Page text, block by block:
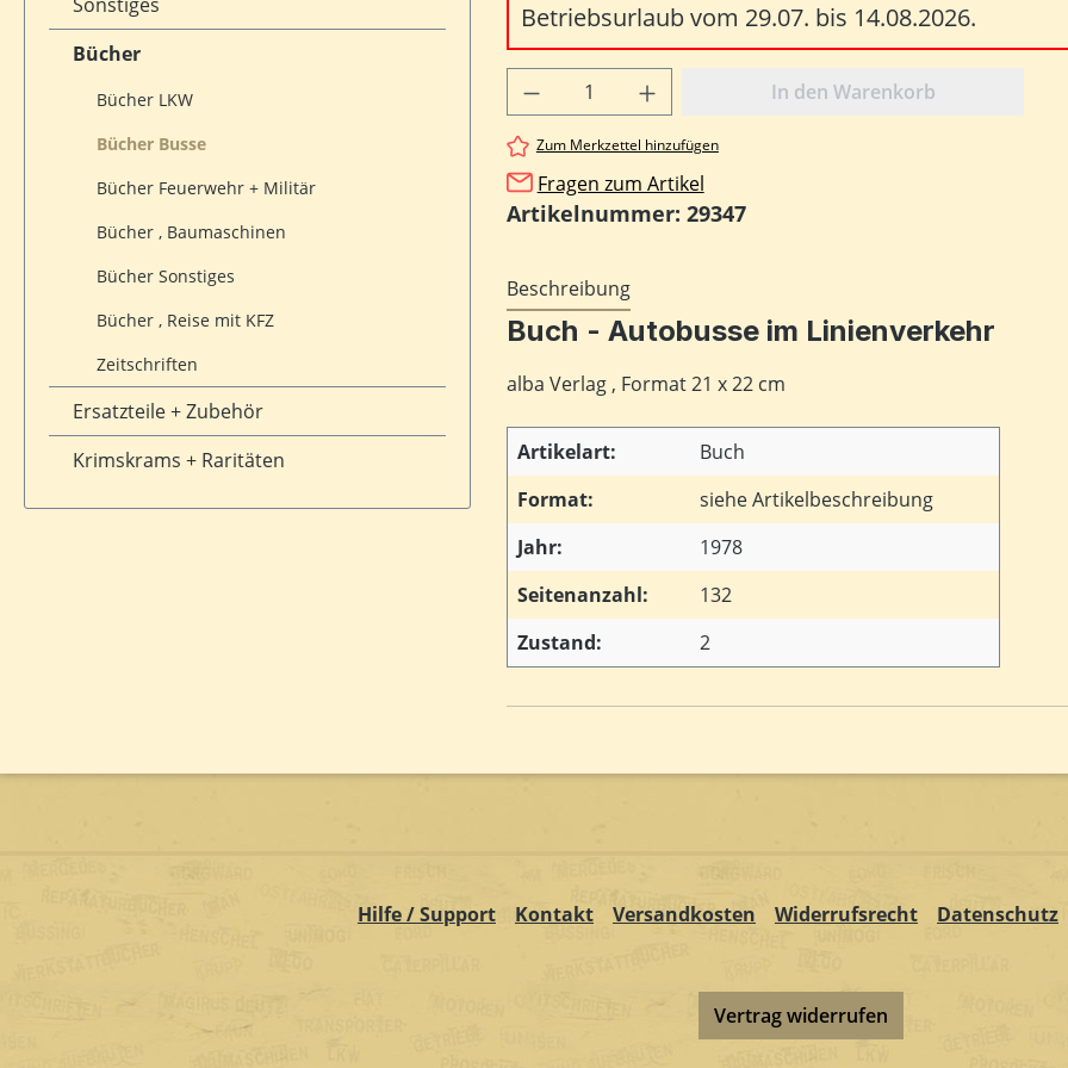
Bücher
Bücher LKW
Bücher Busse
Bücher Feuerwehr + Militär
Bücher , Baumaschinen
Bücher Sonstiges
Bücher , Reise mit KFZ
Zeitschriften
Ersatzteile + Zubehör
Krimskrams + Raritäten
Betriebsurlaub vom 29.07. bis 14.08.2026.
Produkt Anzahl: Gib den gewünschten
In den Warenkorb
Zum Merkzettel hinzufügen
Fragen zum Artikel
Artikelnummer: 29347
Beschreibung
Buch - Autobusse im Linienverkehr
alba Verlag , Format 21 x 22 cm
Artikelart:
Buch
Format:
siehe Artikelbeschreibung
Jahr:
1978
Seitenanzahl:
132
Zustand:
2
Hilfe / Support Kontakt Versandkosten Widerrufsrecht Datenschutz
Vertrag widerrufen